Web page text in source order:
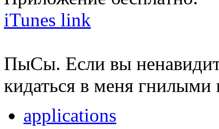
iTunes link
ПыСы. Если вы
кидаться в меня
applications